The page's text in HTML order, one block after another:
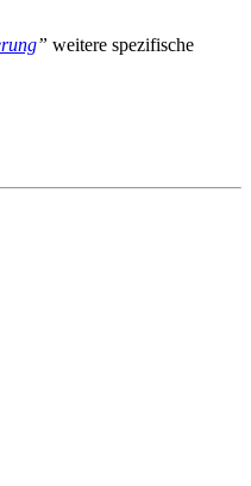
” weitere spezifische